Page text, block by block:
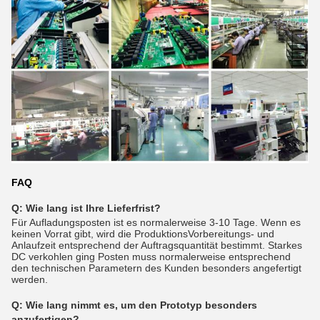
FAQ
Q: Wie lang ist Ihre Lieferfrist?
Für Aufladungsposten ist es normalerweise 3-10 Tage. Wenn es
keinen Vorrat gibt, wird die ProduktionsVorbereitungs- und
Anlaufzeit entsprechend der Auftragsquantität bestimmt. Starkes
DC verkohlen ging Posten muss normalerweise entsprechend
den technischen Parametern des Kunden besonders angefertigt
werden.
Q: Wie lang nimmt es, um den Prototyp besonders